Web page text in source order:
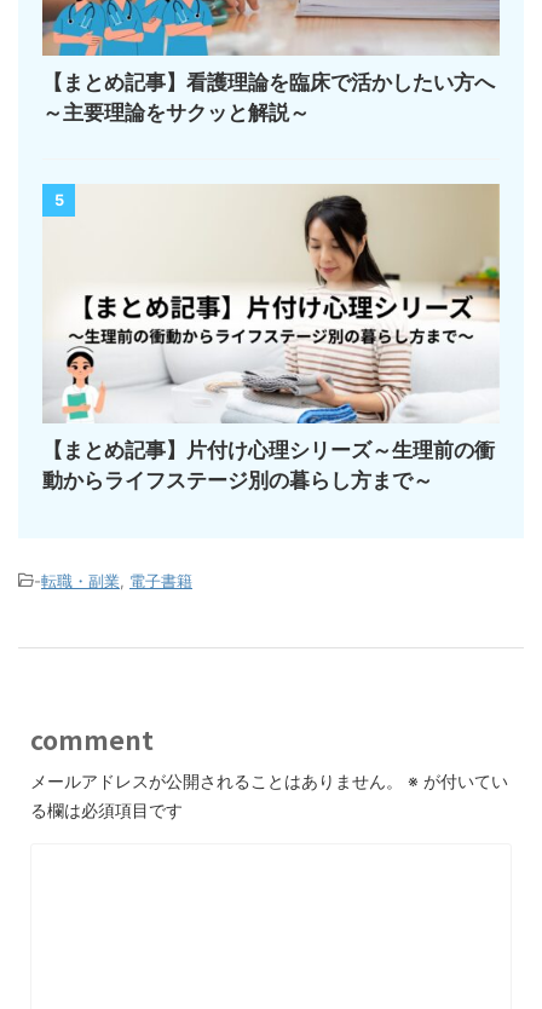
【まとめ記事】看護理論を臨床で活かしたい方へ
～主要理論をサクッと解説～
5
【まとめ記事】片付け心理シリーズ～生理前の衝
動からライフステージ別の暮らし方まで～
-転職・副業, 電子書籍
comment
メールアドレスが公開されることはありません。 ※ が付いてい
る欄は必須項目です